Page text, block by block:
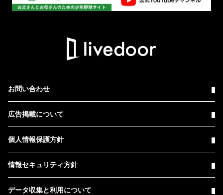
お問い合わせ
広告掲載について
個人情報保護方針
情報セキュリティ方針
データ収集と利用について